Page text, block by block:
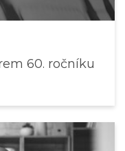
60. ročníku